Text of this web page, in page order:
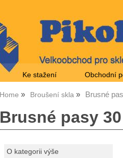
Ke stažení Obchodní
Home Broušení skla Brusné
Brusné pasy
O kategorii výše